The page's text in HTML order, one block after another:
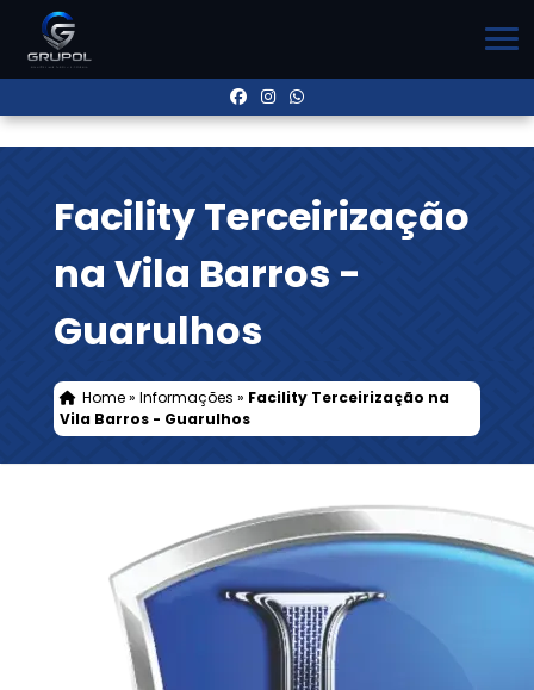
Facility Terceirização
na Vila Barros -
Guarulhos
Home» Informações » Facility Terceirização na
Vila Barros - Guarulhos